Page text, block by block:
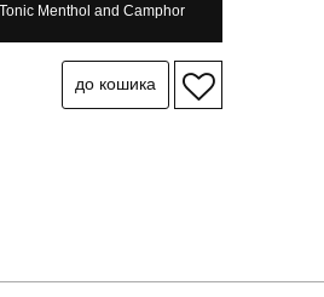
Menthol and Camphor